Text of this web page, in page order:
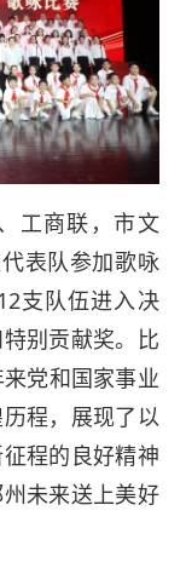
工商联，市文
表队参加歌咏
支队伍进入决
别贡献奖。比
党和国家事业
程，展现了以
程的良好精神
未来送上美好